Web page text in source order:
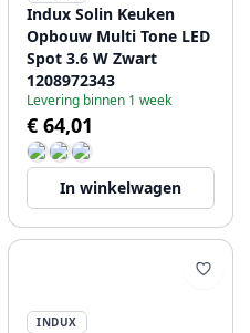
Indux Solin Keuken
Opbouw Multi Tone LED
Spot 3.6 W Zwart
1208972343
Levering binnen 1 week
€ 64,01
In winkelwagen
INDUX